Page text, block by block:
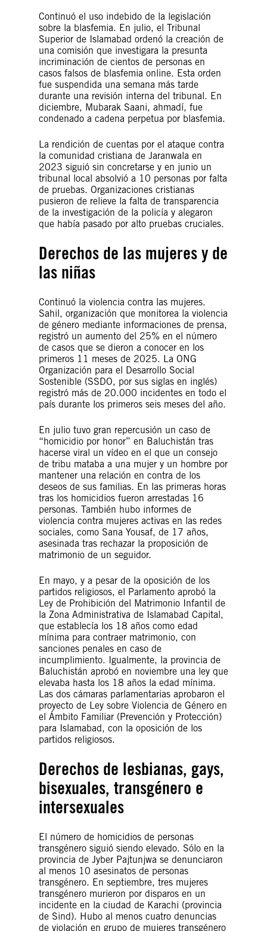
Continuó el uso indebido de la legislación
sobre la blasfemia. En julio, el Tribunal
Superior de Islamabad ordenó la creación de
una comisión que investigara la presunta
incriminación de cientos de personas en
casos falsos de blasfemia online. Esta orden
fue suspendida una semana más tarde
durante una revisión interna del tribunal. En
diciembre, Mubarak Saani, ahmadí, fue
condenado a cadena perpetua por blasfemia.
La rendición de cuentas por el ataque contra
la comunidad cristiana de Jaranwala en
2023 siguió sin concretarse y en junio un
tribunal local absolvió a 10 personas por falta
de pruebas. Organizaciones cristianas
pusieron de relieve la falta de transparencia
de la investigación de la policía y alegaron
que había pasado por alto pruebas cruciales.
Derechos de las mujeres y de
las niñas
Continuó la violencia contra las mujeres.
Sahil, organización que monitorea la violencia
de género mediante informaciones de prensa,
registró un aumento del 25% en el número
de casos que se dieron a conocer en los
primeros 11 meses de 2025. La ONG
Organización para el Desarrollo Social
Sostenible (SSDO, por sus siglas en inglés)
registró más de 20.000 incidentes en todo el
país durante los primeros seis meses del año.
En julio tuvo gran repercusión un caso de
“homicidio por honor” en Baluchistán tras
hacerse viral un vídeo en el que un consejo
de tribu mataba a una mujer y un hombre por
mantener una relación en contra de los
deseos de sus familias. En las primeras horas
tras los homicidios fueron arrestadas 16
personas. También hubo informes de
violencia contra mujeres activas en las redes
sociales, como Sana Yousaf, de 17 años,
asesinada tras rechazar la proposición de
matrimonio de un seguidor.
En mayo, y a pesar de la oposición de los
partidos religiosos, el Parlamento aprobó la
Ley de Prohibición del Matrimonio Infantil de
la Zona Administrativa de Islamabad Capital,
que establecía los 18 años como edad
mínima para contraer matrimonio, con
sanciones penales en caso de
incumplimiento. Igualmente, la provincia de
Baluchistán aprobó en noviembre una ley que
elevaba hasta los 18 años la edad mínima.
Las dos cámaras parlamentarias aprobaron el
proyecto de Ley sobre Violencia de Género en
el Ámbito Familiar (Prevención y Protección)
para Islamabad, con la oposición de los
partidos religiosos.
Derechos de lesbianas, gays,
bisexuales, transgénero e
intersexuales
El número de homicidios de personas
transgénero siguió siendo elevado. Sólo en la
provincia de Jyber Pajtunjwa se denunciaron
al menos 10 asesinatos de personas
transgénero. En septiembre, tres mujeres
transgénero murieron por disparos en un
incidente en la ciudad de Karachi (provincia
de Sind). Hubo al menos cuatro denuncias
de violación en grupo de mujeres transgénero